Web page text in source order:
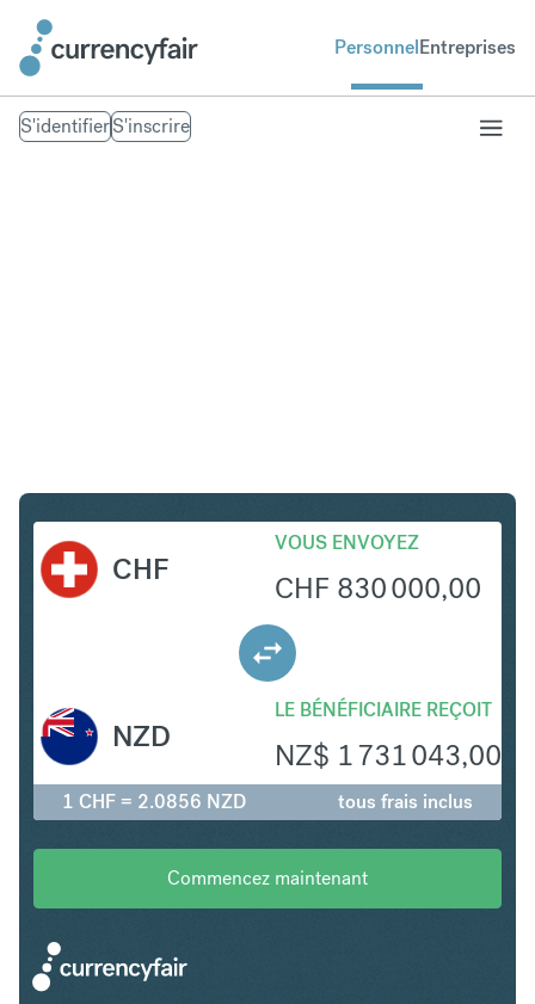
PersonnelEntreprises
S'identifierS'inscrire
CHF
VOUS ENVOYEZ
CHF 830 000,00
LE BÉNÉFICIAIRE REÇOIT
NZ$ 1 731 043,00
NZD
1 CHF = 2.0856 NZD tous frais inclus
Commencez maintenant